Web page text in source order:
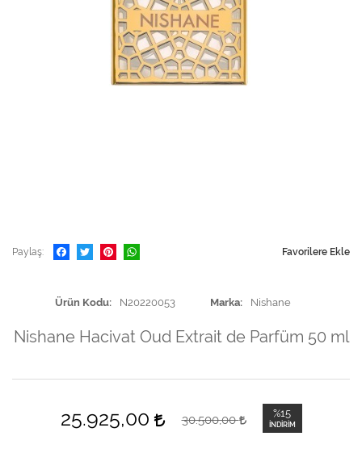
Paylaş Favorilere Ekle
Ürün Kodu N20220053 Marka Nishane
Nishane Hacivat Oud Extrait de Parfüm 50 ml
25.925,00 30.500,00 %15
İNDIRIM